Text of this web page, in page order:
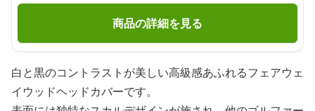
商品の詳細を見る
白と黒のコントラストが美しい高級感あふれるフェアウェ
イウッドヘッドカバーです。